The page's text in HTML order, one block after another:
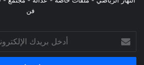
فن
أدخل
بريدك
الإلكتروني